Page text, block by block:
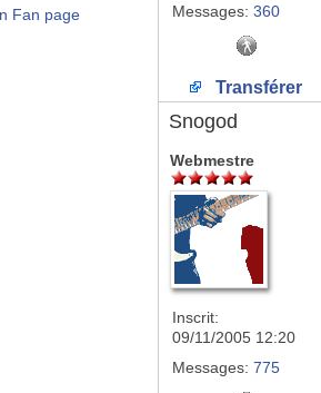
Fan page
Messages: 360
Transférer
Snogod
Webmestre
Inscrit:
09/11/2005 12:20
Messages: 775